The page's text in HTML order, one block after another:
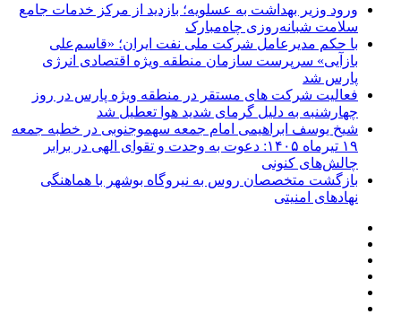
ورود وزیر بهداشت به عسلویه؛ بازدید از مرکز خدمات جامع
سلامت شبانه‌روزی چاه‌مبارک
با حکم مدیرعامل شرکت ملی نفت ایران؛ «قاسم‌علی
بازآیی» سرپرست سازمان منطقه ویژه اقتصادی انرژی
پارس شد
فعالیت شرکت های مستقر در منطقه ویژه پارس در روز
چهارشنبه به دلیل گرمای شدید هوا تعطیل شد
شیخ یوسف ابراهیمی امام جمعه سهموجنوبی در خطبه جمعه
۱۹ تیرماه ۱۴۰۵: دعوت به وحدت و تقوای الهی در برابر
چالش‌های کنونی
بازگشت متخصصان روس به نیروگاه بوشهر با هماهنگی
نهادهای امنیتی